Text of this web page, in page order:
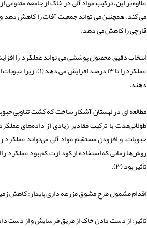
علاوه بر این، ترکیب مواد آلی در خاک از جامعه متنوعی
می کند. همچنین می تواند جمعیت آفات را کاهش دهد و
قارچی را کاهش می دهد.
انتخاب دقیق محصول پوششی می تواند عملکرد را
عملکرد را تا ۱۳
دهند.
طولانی‌مدت با ترکیب مقادیر زیادی از داده‌های
حبوبات، و افزودن مستقیم مواد آلی می‌تواند
روش‌ها زمانی که استفاده از کود ازت کم بود عملکرد
تأثیر بود (۳).
اقدام مشمول طرح مشوق مزرعه داری پایدار: کاهش
تاثیر: از دست دادن خاک از طریق فرسایش و از دست